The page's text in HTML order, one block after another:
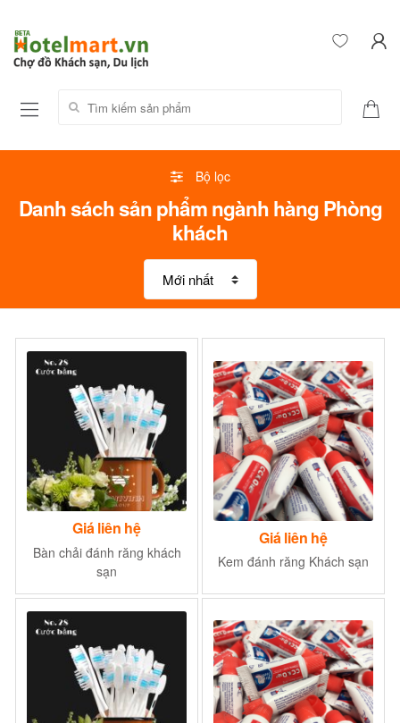
Tìm kiếm sản phẩm:
Bộ lọc
Danh sách sản phẩm ngành hàng Phòng
khách
Giá liên hệ
Bàn chải đánh răng khách
sạn
Giá liên hệ
Kem đánh răng Khách sạn